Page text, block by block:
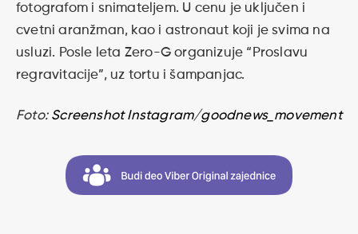
fotografom i snimateljem. U cenu je uključen i
cvetni aranžman, kao i astronaut koji je svima na
usluzi. Posle leta Zero-G organizuje “Proslavu
regravitacije”, uz tortu i šampanjac.
Foto: Screenshot Instagram/goodnews_movement